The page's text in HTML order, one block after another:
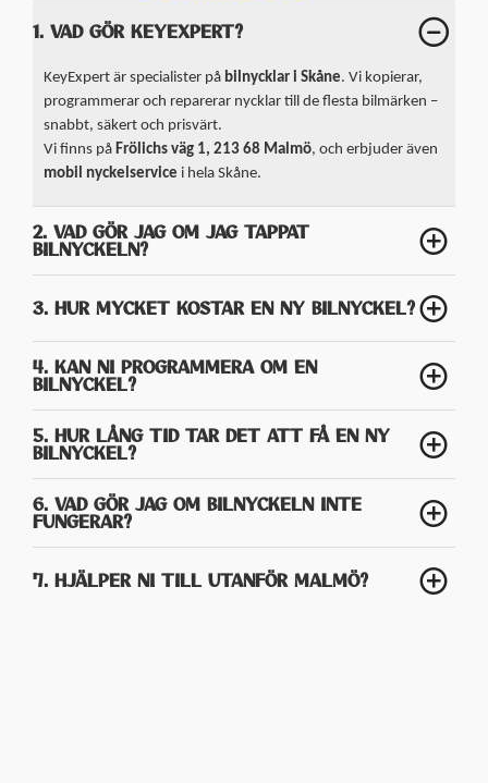
1. VAD GÖR KEYEXPERT?
KeyExpert är specialister på bilnycklar i Skåne. Vi kopierar,
programmerar och reparerar nycklar till de flesta bilmärken –
snabbt, säkert och prisvärt.
Vi finns på Frölichs väg 1, 213 68 Malmö, och erbjuder även
mobil nyckelservice i hela Skåne.
2. VAD GÖR JAG OM JAG TAPPAT
BILNYCKELN?
3. HUR MYCKET KOSTAR EN NY BILNYCKEL?
4. KAN NI PROGRAMMERA OM EN
BILNYCKEL?
5. HUR LÅNG TID TAR DET ATT FÅ EN NY
BILNYCKEL?
6. VAD GÖR JAG OM BILNYCKELN INTE
FUNGERAR?
7. HJÄLPER NI TILL UTANFÖR MALMÖ?